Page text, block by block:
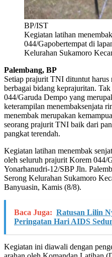
BP/IST
Kegiatan latihan
044/Gapobertempat di
Kelurahan Sukamoro
Palembang, BP
Setiap prajurit TNI dituntut
berbagai bidang keprajuritan.
044/Garuda Dempo yang
keterampilan menembaksenjata
menembak merupakan
seorang prajurit TNI baik dari
pangkat terendah.
Kegiatan latihan menembak
oleh seluruh prajurit Korem 044/
Yonarhanudri-12/SBP Jln.
Serong Kelurahan Sukamoro
Banyuasin, Kamis (8/8).
Baca Juga: Ratusan Lilin
Peringatan Hari AIDS
Kegiatan ini diawali dengan